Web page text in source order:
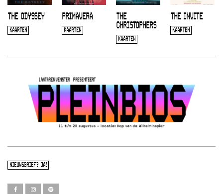
THE ODYSSEY
KAARTEN
PRIMAVERA
KAARTEN
THE
CHRISTOPHERS
KAARTEN
THE INVITE
KAARTEN
NIEUWSBRIEF? JA!